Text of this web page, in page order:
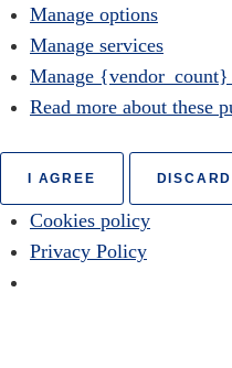
Manage options
Manage services
Manage {vendor_count}
Read more about these
I AGREE DISCARD
Cookies policy
Privacy Policy